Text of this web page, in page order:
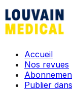
Accueil
Nos revues
Publier